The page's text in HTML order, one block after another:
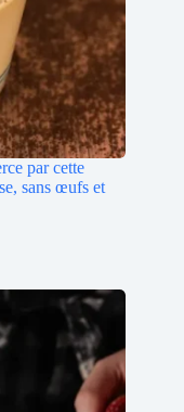
par cette
sans œufs et